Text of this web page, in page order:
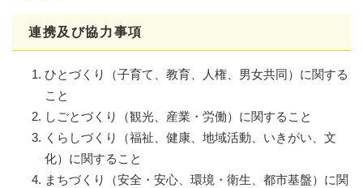
連携及び協力事項
​​ひとづくり（子育て、教育、人権、男女共同）に関する
こと
しごとづくり（観光、産業・労働）に関すること
くらしづくり（福祉、健康、地域活動、いきがい、文
化）に関すること
まちづくり（安全・安心、環境・衛生、都市基盤）に関